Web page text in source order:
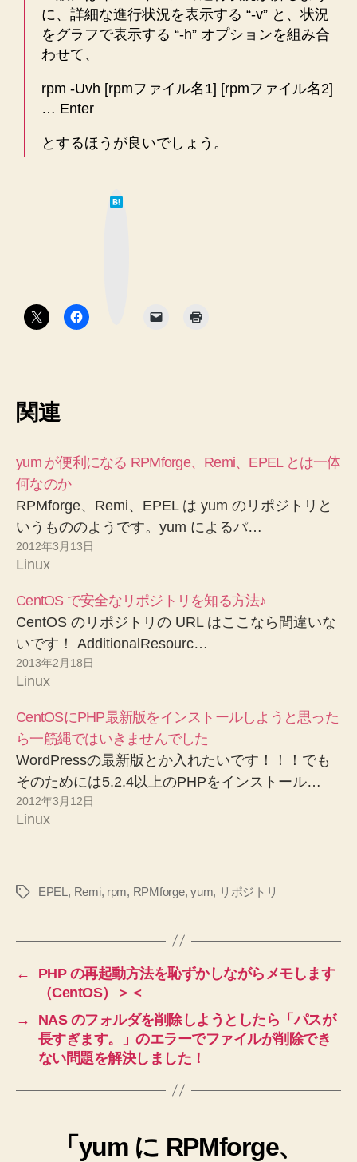
に、詳細な進行状況を表示する “-v” と、状況
をグラフで表示する “-h” オプションを組み合
わせて、
rpm -Uvh [rpmファイル名1] [rpmファイル名2]
… Enter
とするほうが良いでしょう。
関連
yum が便利になる RPMforge、Remi、EPEL とは一体
何なのか
RPMforge、Remi、EPEL は yum のリポジトリと
いうもののようです。yum によるパ…
2012年3月13日
Linux
CentOS で安全なリポジトリを知る方法♪
CentOS のリポジトリの URL はここなら間違いな
いです！ AdditionalResourc…
2013年2月18日
Linux
CentOSにPHP最新版をインストールしようと思った
ら一筋縄ではいきませんでした
WordPressの最新版とか入れたいです！！！でも
そのためには5.2.4以上のPHPをインストール…
2012年3月12日
Linux
タ
EPEL , Remi, rpm, RPMforge,yum, リポジトリ
←
PHP の再起動方法を恥ずかしながらメモします
（CentOS）＞＜
→
NAS のフォルダを削除しようとしたら「パスが
長すぎます。」のエラーでファイルが削除でき
ない問題を解決しました！
「yum に RPMforge、